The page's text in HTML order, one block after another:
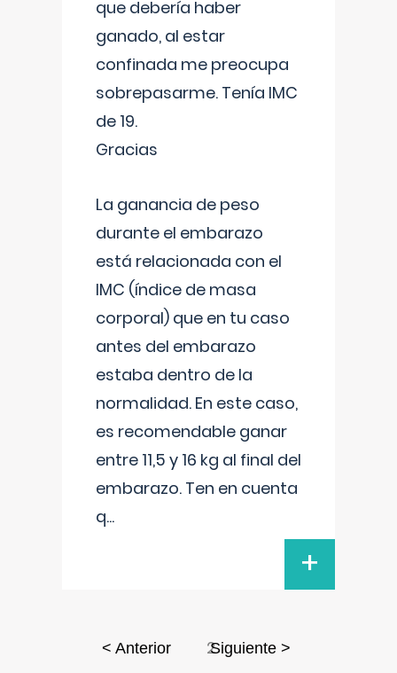
que debería haber
ganado, al estar
confinada me preocupa
sobrepasarme. Tenía IMC
de 19.
Gracias
La ganancia de peso
durante el embarazo
está relacionada con el
IMC (índice de masa
corporal) que en tu caso
antes del embarazo
estaba dentro de la
normalidad. En este caso,
es recomendable ganar
entre 11,5 y 16 kg al final del
embarazo. Ten en cuenta
q...
+
< Anterior 2Siguiente >